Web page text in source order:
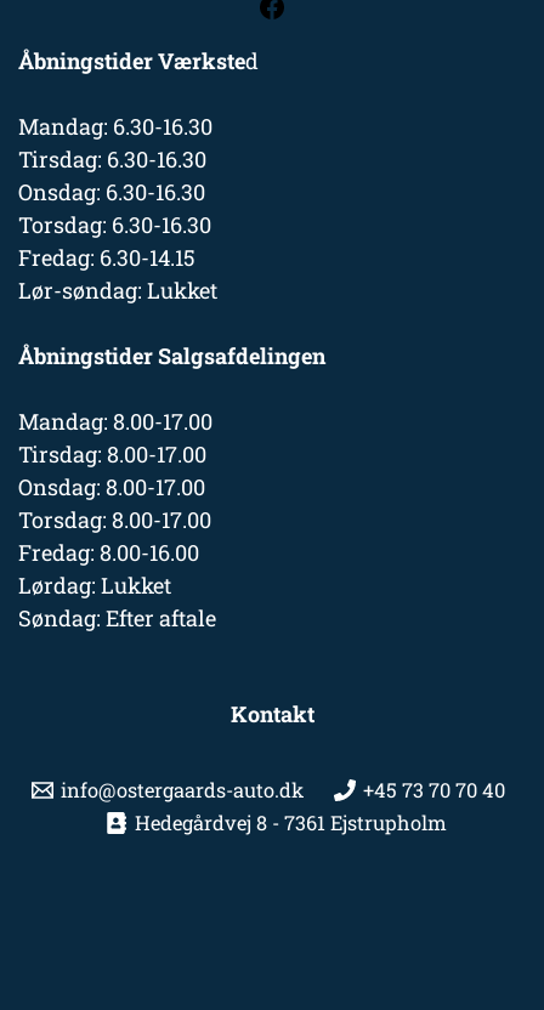
Åbningstider Værksted
Mandag: 6.30-16.30
Tirsdag: 6.30-16.30
Onsdag: 6.30-16.30
Torsdag: 6.30-16.30
Fredag: 6.30-14.15
Lør-søndag: Lukket
Åbningstider Salgsafdelingen
Mandag: 8.00-17.00
Tirsdag: 8.00-17.00
Onsdag: 8.00-17.00
Torsdag: 8.00-17.00
Fredag: 8.00-16.00
Lørdag: Lukket
Søndag: Efter aftale
Kontakt
info@ostergaards-auto.dk
+45 73 70 70 40
Hedegårdvej 8 - 7361 Ejstrupholm